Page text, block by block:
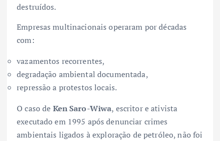
destruídos.
Empresas multinacionais operaram por décadas
com:
vazamentos recorrentes,
degradação ambiental documentada,
repressão a protestos locais.
O caso de Ken Saro-Wiwa, escritor e ativista
executado em 1995 após denunciar crimes
ambientais ligados à exploração de petróleo, não foi